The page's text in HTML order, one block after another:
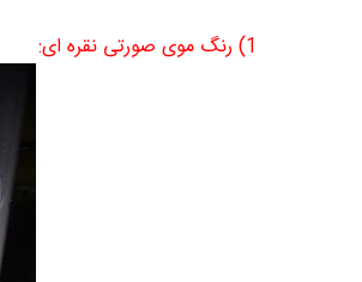
1) رنگ موی صورتی نقره ای :